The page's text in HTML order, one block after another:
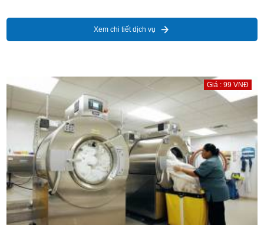
Xem chi tiết dịch vụ
Giá : 99 VNĐ